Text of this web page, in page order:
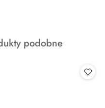
podobne